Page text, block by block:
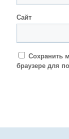
Сайт
Сохранить
браузере для